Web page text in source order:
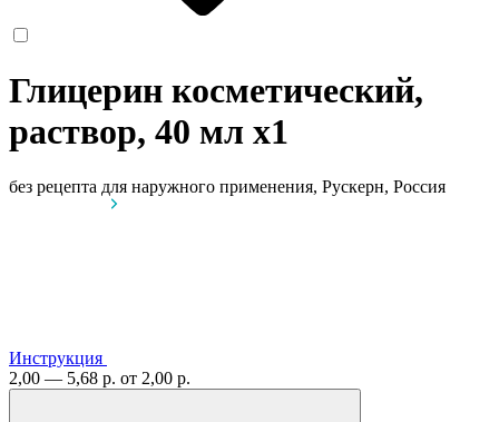
Глицерин косметический,
раствор, 40 мл x1
без рецепта для наружного применения, Рускерн, Россия
Инструкция
2,00 — 5,68 р. от 2,00 р.